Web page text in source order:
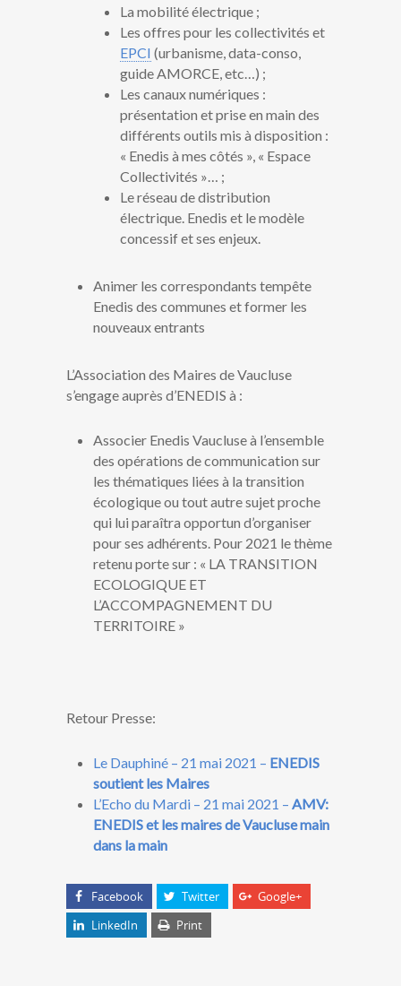
La mobilité électrique ;
Les offres pour les collectivités et
EPCI (urbanisme, data-conso,
guide AMORCE, etc…) ;
Les canaux numériques :
présentation et prise en main des
différents outils mis à disposition :
« Enedis à mes côtés », « Espace
Collectivités »… ;
Le réseau de distribution
électrique. Enedis et le modèle
concessif et ses enjeux.
Animer les correspondants tempête
Enedis des communes et former les
nouveaux entrants
L’Association des Maires de Vaucluse
s’engage auprès d’ENEDIS à :
Associer Enedis Vaucluse à l’ensemble
des opérations de communication sur
les thématiques liées à la transition
écologique ou tout autre sujet proche
qui lui paraîtra opportun d’organiser
pour ses adhérents. Pour 2021 le thème
retenu porte sur : « LA TRANSITION
ECOLOGIQUE ET
L’ACCOMPAGNEMENT DU
TERRITOIRE »
Retour Presse:
Le Dauphiné – 21 mai 2021 – ENEDIS
soutient les Maires
L’Echo du Mardi – 21 mai 2021 – AMV:
ENEDIS et les maires de Vaucluse main
dans la main
Facebook Twitter
Google+
LinkedIn
Print